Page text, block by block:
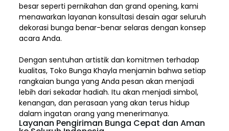
besar seperti pernikahan dan grand opening, kami
menawarkan layanan konsultasi desain agar seluruh
dekorasi bunga benar-benar selaras dengan konsep
acara Anda.
Dengan sentuhan artistik dan komitmen terhadap
kualitas, Toko Bunga Khayla menjamin bahwa setiap
rangkaian bunga yang Anda pesan akan menjadi
lebih dari sekadar hadiah. Itu akan menjadi simbol,
kenangan, dan perasaan yang akan terus hidup
dalam ingatan orang yang menerimanya.
Layanan Pengiriman Bunga Cepat dan Aman